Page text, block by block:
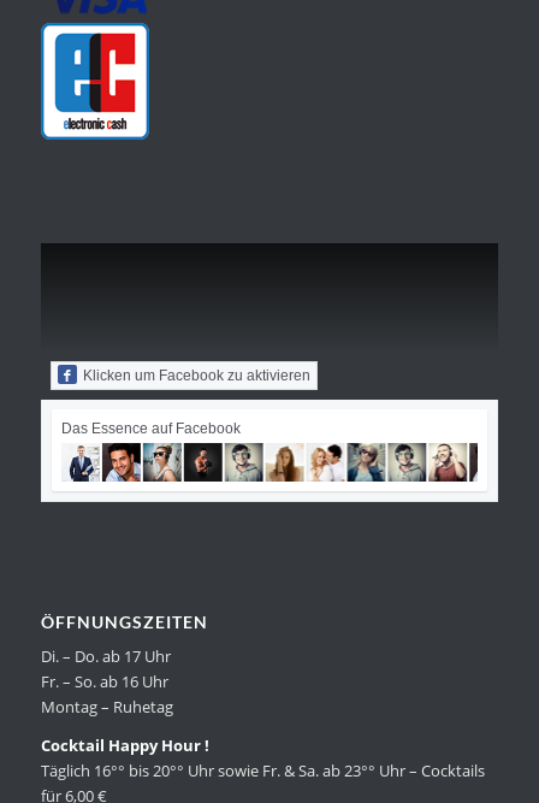
Klicken um Facebook zu aktivieren
Das Essence auf Facebook
ÖFFNUNGSZEITEN
Di. – Do. ab 17 Uhr
Fr. – So. ab 16 Uhr
Montag – Ruhetag
Cocktail Happy Hour !
Täglich 16°° bis 20°° Uhr sowie Fr. & Sa. ab 23°° Uhr – Cocktails
für 6,00 €